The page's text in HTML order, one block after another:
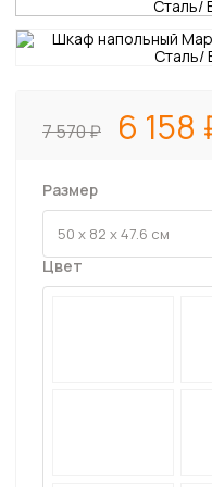
7 570 6 158
Размер
Цвет